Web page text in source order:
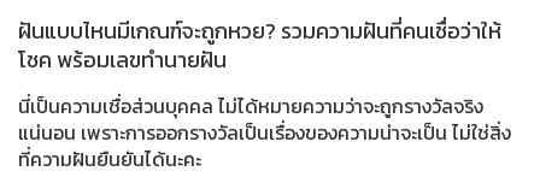
ฝันแบบไหนมีเกณฑ์จะถูกหวย? รวมความฝันที่คนเชื่อว่าให้
โชค พร้อมเลขทำนายฝัน
นี่เป็นความเชื่อส่วนบุคคล ไม่ได้หมายความว่าจะถูกรางวัลจริง
แน่นอน เพราะการออกรางวัลเป็นเรื่องของความน่าจะเป็น ไม่ใช่สิ่ง
ที่ความฝันยืนยันได้นะคะ